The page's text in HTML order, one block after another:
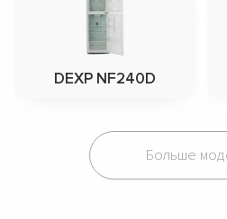
DEXP NF240D
Больше